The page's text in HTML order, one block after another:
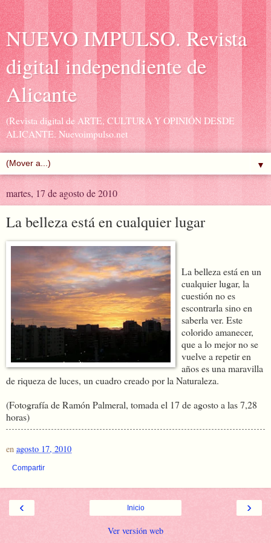
NUEVO IMPULSO. Revista
digital independiente de
Alicante
(Revista digital de ARTE, CULTURA Y OPINIÓN DESDE
ALICANTE. Nuevoimpulso.net
▼
martes, 17 de agosto de 2010
La belleza está en cualquier lugar
La belleza está en un
cualquier lugar, la
cuestión no es
escontrarla sino en
saberla ver. Este
colorido amanecer,
que a lo mejor no se
vuelve a repetir en
años es una maravilla
de riqueza de luces, un cuadro creado por la Naturaleza.
(Fotografía de Ramón Palmeral, tomada el 17 de agosto a las 7,28
horas)
en agosto 17, 2010
Compartir
‹ ›
Inicio
Ver versión web